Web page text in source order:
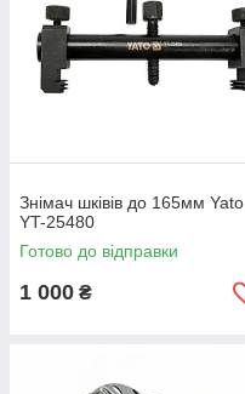
Знімач шківів до 165мм Yato
YT-25480
Готово до відправки
1 000 ₴